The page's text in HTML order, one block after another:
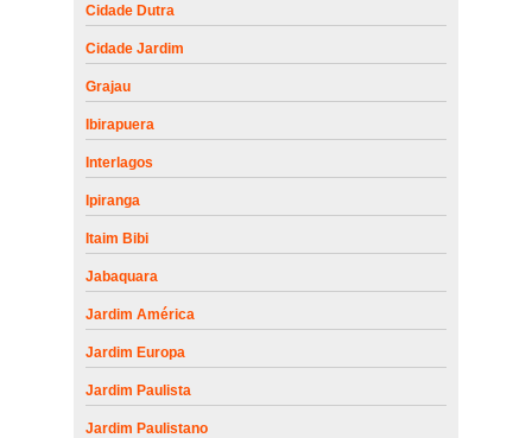
Cidade Dutra
Cidade Jardim
Grajau
Ibirapuera
Interlagos
Ipiranga
Itaim Bibi
Jabaquara
Jardim América
Jardim Europa
Jardim Paulista
Jardim Paulistano